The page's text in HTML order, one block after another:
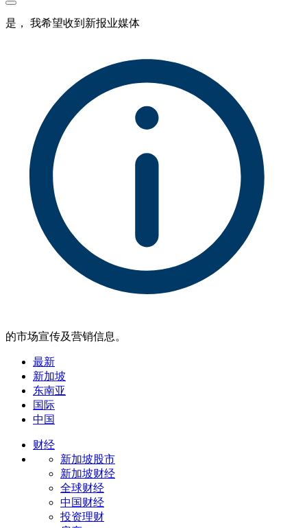
是， 我希望收到新报业媒体
的市场宣传及营销信息。
最新
新加坡
东南亚
国际
中国
财经
新加坡股市
新加坡财经
全球财经
中国财经
投资理财